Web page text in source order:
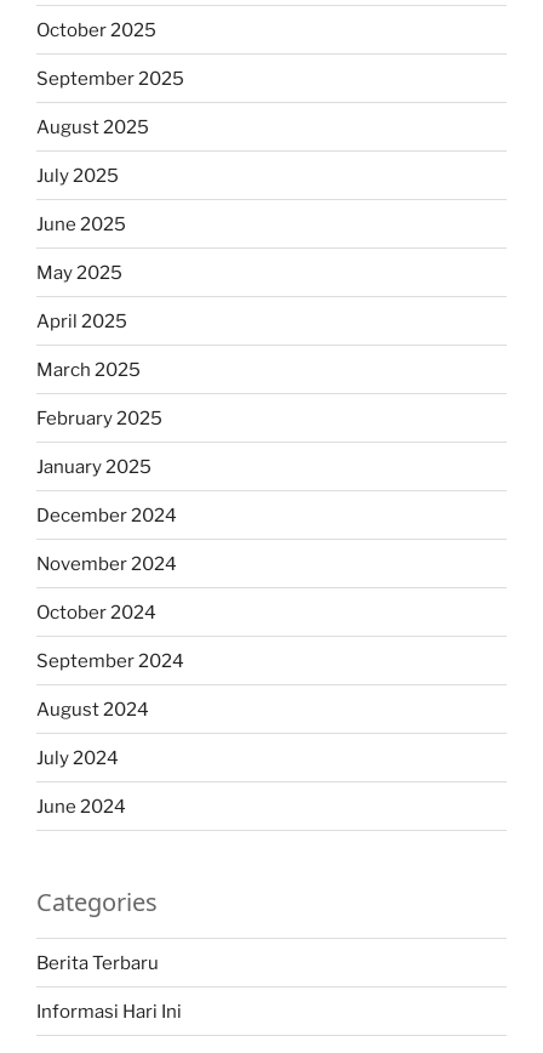
October 2025
September 2025
August 2025
July 2025
June 2025
May 2025
April 2025
March 2025
February 2025
January 2025
December 2024
November 2024
October 2024
September 2024
August 2024
July 2024
June 2024
Categories
Berita Terbaru
Informasi Hari Ini